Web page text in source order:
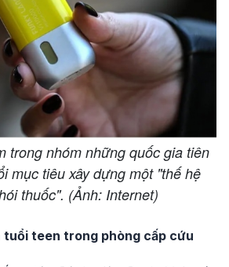
trong nhóm những quốc gia tiên
mục tiêu xây dựng một "thế hệ
thuốc". (Ảnh: Internet)
tuổi teen trong phòng cấp cứu